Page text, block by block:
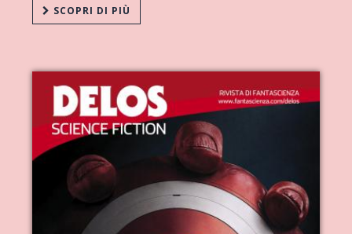
SCOPRI DI PIÙ